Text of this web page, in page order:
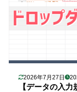
2026年7月27日
【データの入